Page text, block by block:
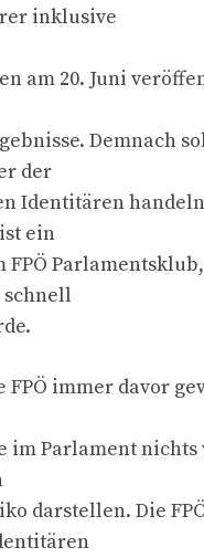
inklusive
am 20. Juni
Demnach
der
Identitären
ein
FPÖ immer davor
im Parlament
darstellen. Die